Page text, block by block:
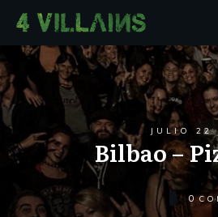
JULIO 22
Bilbao –
0